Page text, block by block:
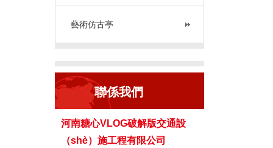
藝術仿古亭
聯係我們
河南糖心VLOG破解版交通設
（shè）施工程有限公司